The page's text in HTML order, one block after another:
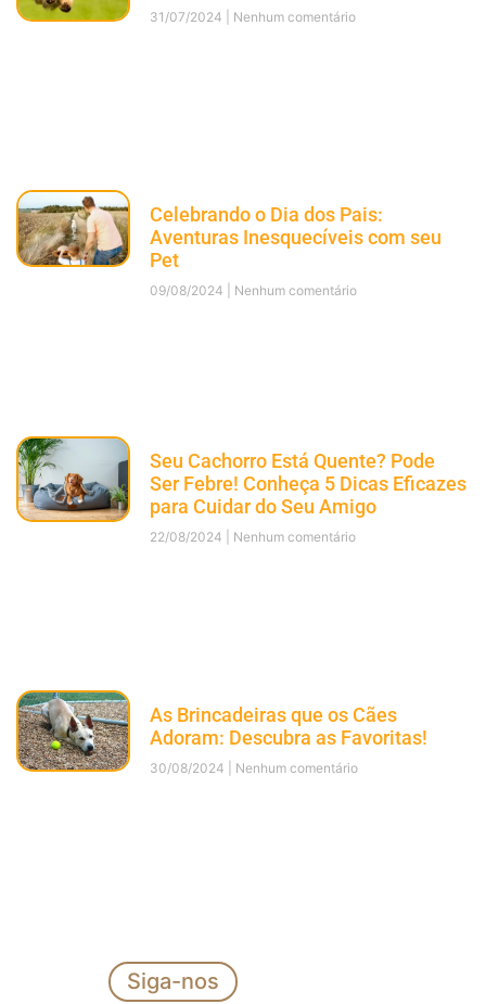
31/07/2024 Nenhum comentário
Celebrando o Dia dos Pais:
Aventuras Inesquecíveis com seu
Pet
09/08/2024 Nenhum comentário
Seu Cachorro Está Quente? Pode
Ser Febre! Conheça 5 Dicas Eficazes
para Cuidar do Seu Amigo
22/08/2024 Nenhum comentário
As Brincadeiras que os Cães
Adoram: Descubra as Favoritas!
30/08/2024 Nenhum comentário
Siga-nos